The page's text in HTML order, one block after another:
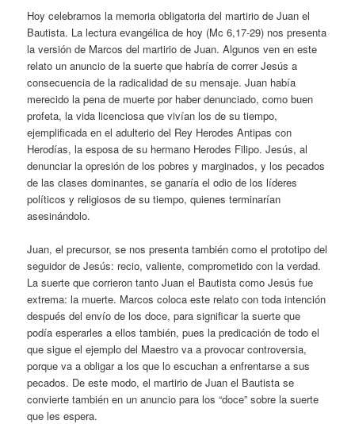
Hoy celebramos la memoria obligatoria del martirio de Juan el
Bautista. La lectura evangélica de hoy (Mc 6,17-29) nos presenta
la versión de Marcos del martirio de Juan. Algunos ven en este
relato un anuncio de la suerte que habría de correr Jesús a
consecuencia de la radicalidad de su mensaje. Juan había
merecido la pena de muerte por haber denunciado, como buen
profeta, la vida licenciosa que vivían los de su tiempo,
ejemplificada en el adulterio del Rey Herodes Antipas con
Herodías, la esposa de su hermano Herodes Filipo. Jesús, al
denunciar la opresión de los pobres y marginados, y los pecados
de las clases dominantes, se ganaría el odio de los líderes
políticos y religiosos de su tiempo, quienes terminarían
asesinándolo.
Juan, el precursor, se nos presenta también como el prototipo del
seguidor de Jesús: recio, valiente, comprometido con la verdad.
La suerte que corrieron tanto Juan el Bautista como Jesús fue
extrema: la muerte. Marcos coloca este relato con toda intención
después del envío de los doce, para significar la suerte que
podía esperarles a ellos también, pues la predicación de todo el
que sigue el ejemplo del Maestro va a provocar controversia,
porque va a obligar a los que lo escuchan a enfrentarse a sus
pecados. De este modo, el martirio de Juan el Bautista se
convierte también en un anuncio para los “doce” sobre la suerte
que les espera.